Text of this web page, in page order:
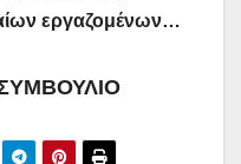
εργαζομένων…